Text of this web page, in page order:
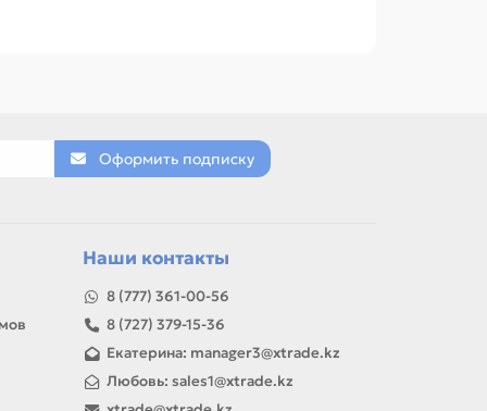
Оформить подписку
Наши контакты
8 (777) 361-00-56
8 (727) 379-15-36
Екатерина: manager3@xtrade.kz
Любовь: sales1@xtrade.kz